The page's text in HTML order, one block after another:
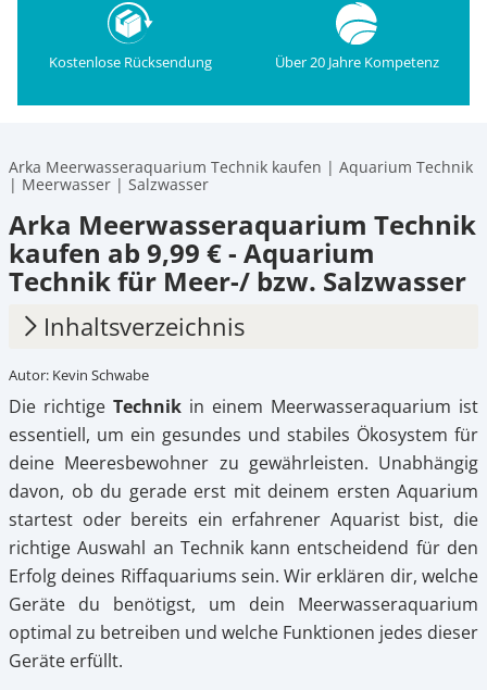
Kostenlose Rücksendung Über 20 Jahre Kompetenz
Arka Meerwasseraquarium Technik kaufen | Aquarium Technik
| Meerwasser | Salzwasser
Arka Meerwasseraquarium Technik
kaufen ab 9,99 € - Aquarium
Technik für Meer-/ bzw. Salzwasser
Inhaltsverzeichnis
1. Welches Equipment ist nützlich?
2. Die richtige Auswahl der Technik
3. Vorteile moderner Technik für dein
Meerwasser-Aquarium
4. Meerwasseraquarium Technik kaufen auf
Petonus.de
Autor: Kevin Schwabe
Die richtige Technik in einem Meerwasseraquarium ist
essentiell, um ein gesundes und stabiles Ökosystem für
deine Meeresbewohner zu gewährleisten. Unabhängig
davon, ob du gerade erst mit deinem ersten Aquarium
startest oder bereits ein erfahrener Aquarist bist, die
richtige Auswahl an Technik kann entscheidend für den
Erfolg deines Riffaquariums sein. Wir erklären dir, welche
Geräte du benötigst, um dein Meerwasseraquarium
optimal zu betreiben und welche Funktionen jedes dieser
Geräte erfüllt.